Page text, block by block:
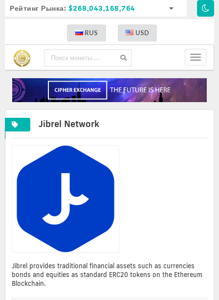
Рейтинг Рынка: $268,043,168,764
RUS USD
Toggle
Jibrel Network
Jibrel provides traditional financial assets such as currencies
bonds and equities as standard ERC20 tokens on the Ethereum
Blockchain.